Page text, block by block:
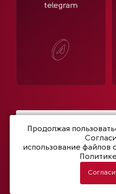
telegram
Политика конфиденциальности
Продолжая
использование файлов